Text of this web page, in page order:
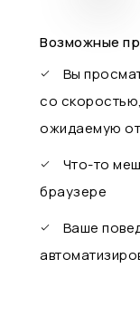
Возможные
Вы
со
ожидаемую
Что-то
браузере
Ваше